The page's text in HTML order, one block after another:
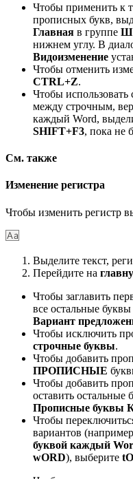
Чтобы применить к
прописных букв,
Главная в группе
нижнем углу. В
Видоизменение
Чтобы отменить
CTRL+Z.
Чтобы использовать
между строчным,
каждый Word,
SHIFT+F3, пока не
См. также
Изменение регистра
Чтобы изменить регистр
Выделите текст,
Перейдите на
Чтобы заглавить
все остальные
Вариант
Чтобы исключить
строчные буквы.
Чтобы добавить
ПРОПИСНЫЕ
Чтобы добавить
оставить
Прописные буквы
Чтобы
вариантов
буквой каждый
wORD), выберите